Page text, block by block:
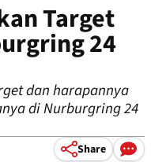
Target
24
dan harapannya
di Nurburgring 24
Share